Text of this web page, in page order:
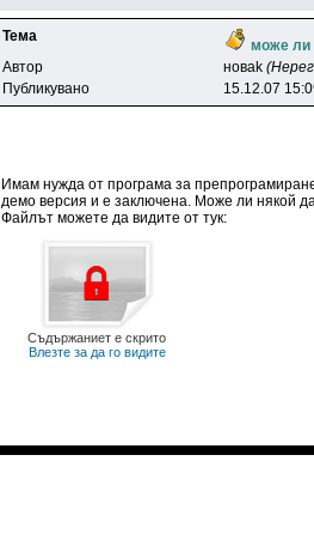
Тема
може ли
Автор
нoвak
Публикувано
15.12.07
Имам нужда от програма за
демо версия и е заключена. Може ли някой
Файлът можете да видите от тук:
Съдържаниет е скрито
Влезте за да го видите